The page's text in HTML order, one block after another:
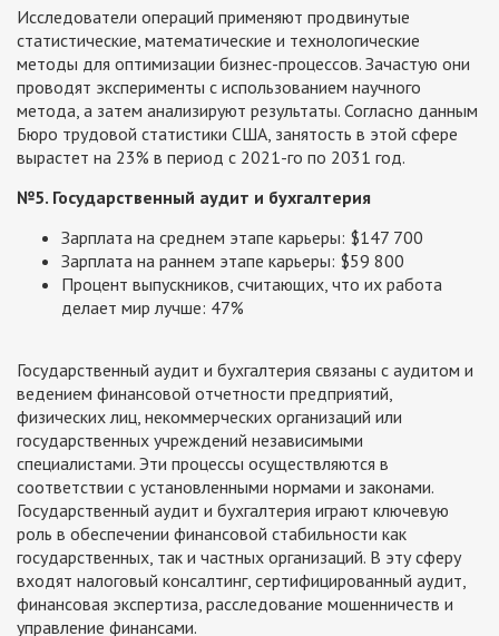
Исследователи операций применяют продвинутые
статистические, математические и технологические
методы для оптимизации бизнес-процессов. Зачастую они
проводят эксперименты с использованием научного
метода, а затем анализируют результаты. Согласно данным
Бюро трудовой статистики США, занятость в этой сфере
вырастет на 23% в период с 2021-го по 2031 год.
№5. Государственный аудит и бухгалтерия
Зарплата на среднем этапе карьеры: $147 700
Зарплата на раннем этапе карьеры: $59 800
Процент выпускников, считающих, что их работа
делает мир лучше: 47%
Государственный аудит и бухгалтерия связаны с аудитом и
ведением финансовой отчетности предприятий,
физических лиц, некоммерческих организаций или
государственных учреждений независимыми
специалистами. Эти процессы осуществляются в
соответствии с установленными нормами и законами.
Государственный аудит и бухгалтерия играют ключевую
роль в обеспечении финансовой стабильности как
государственных, так и частных организаций. В эту сферу
входят налоговый консалтинг, сертифицированный аудит,
финансовая экспертиза, расследование мошенничеств и
управление финансами.